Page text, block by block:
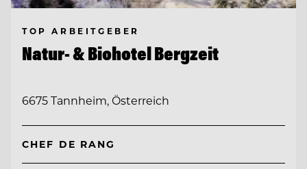
TOP ARBEITGEBER
Natur- & Biohotel Bergzeit
6675 Tannheim, Österreich
CHEF DE RANG